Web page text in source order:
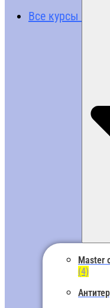
Все курсы
Master
(4)